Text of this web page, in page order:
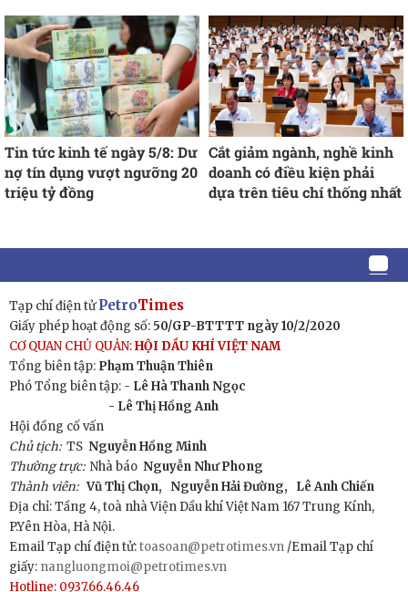
Tin tức kinh tế ngày 5/8: Dư
nợ tín dụng vượt ngưỡng 20
triệu tỷ đồng
Cắt giảm ngành, nghề kinh
doanh có điều kiện phải
dựa trên tiêu chí thống nhất
Tạp chí điện tửPetroTimes
Giấy phép hoạt động số: 50/GP-BTTTT ngày 10/2/2020
CƠ QUAN CHỦ QUẢN:HỘI DẦU KHÍ VIỆT NAM
Tổng biên tập: Phạm Thuận Thiên
Phó Tổng biên tập: - Lê Hà Thanh Ngọc
- Lê Thị Hồng Anh
Hội đồng cố vấn
Chủ tịch:TS Nguyễn Hồng Minh
Thường trực: Nhà báo Nguyễn Như Phong
Thành viên: Vũ Thị Chọn, Nguyễn Hải Đường,
Lê Anh Chiến
Địa chỉ: Tầng 4, toà nhà Viện Dầu khí Việt Nam 167 Trung Kính,
P.Yên Hòa, Hà Nội.
Email Tạp chí điện tử:toasoan@petrotimes.vn/Email Tạp chí
giấy: nangluongmoi@petrotimes.vn
Hotline: 0937.66.46.46